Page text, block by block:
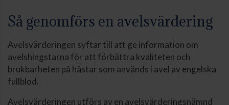
Så genomförs en avelsvärdering
Avelsvärderingen syftar till att ge information om
avelshingstarna för att förbättra kvaliteten och
brukbarheten på hästar som används i avel av engelska
fullblod.
Avelsvärderingen utförs av en avelsvärderingsnämnd